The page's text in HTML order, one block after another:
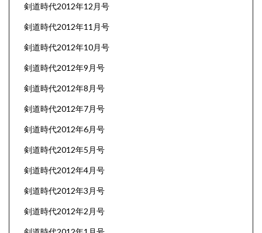
剣道時代2012年12月号
剣道時代2012年11月号
剣道時代2012年10月号
剣道時代2012年9月号
剣道時代2012年8月号
剣道時代2012年7月号
剣道時代2012年6月号
剣道時代2012年5月号
剣道時代2012年4月号
剣道時代2012年3月号
剣道時代2012年2月号